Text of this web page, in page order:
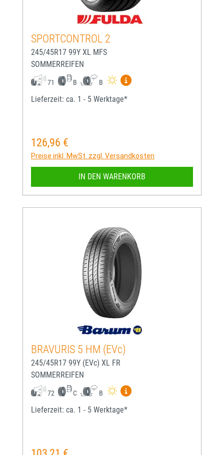
SPORTCONTROL 2
245/45R17 99Y XL MFS
SOMMERREIFEN
71 B B
Mehr Informationen zum
Lieferzeit: ca. 1 - 5 Werktage*
Regulärer Preis:
126,96 €
Preise inkl. MwSt. zzgl. Versandkosten
IN DEN WARENKORB
BRAVURIS 5 HM (EVc)
245/45R17 99Y (EVc) XL FR
SOMMERREIFEN
72 C B
Mehr Informationen zum
Lieferzeit: ca. 1 - 5 Werktage*